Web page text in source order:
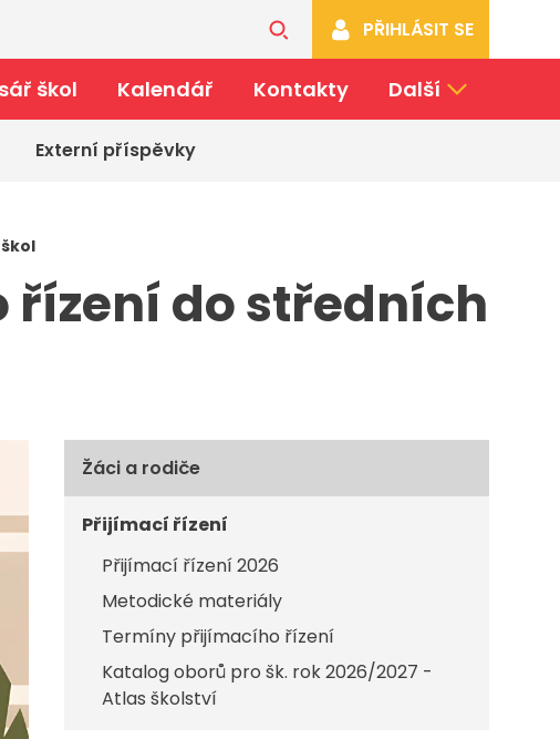
PŘIHLÁSIT SE
škol Kalendář Kontakty Další
Externí příspěvky
do středních
Žáci a rodiče
Přijímací řízení
Přijímací řízení 2026
Metodické materiály
Termíny přijímacího řízení
Katalog oborů pro šk. rok 2026/2027 -
Atlas školství